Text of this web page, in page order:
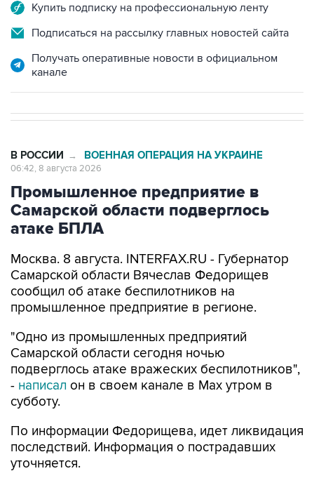
Купить подписку на профессиональную ленту
Подписаться на рассылку главных новостей сайта
Получать оперативные новости в официальном
канале
В РОССИИ → ВОЕННАЯ ОПЕРАЦИЯ НА УКРАИНЕ
06:42, 8 августа 2026
Промышленное предприятие в
Самарской области подверглось
атаке БПЛА
Москва. 8 августа. INTERFAX.RU - Губернатор
Самарской области Вячеслав Федорищев
сообщил об атаке беспилотников на
промышленное предприятие в регионе.
"Одно из промышленных предприятий
Самарской области сегодня ночью
подверглось атаке вражеских беспилотников",
- написал он в своем канале в Max утром в
субботу.
По информации Федорищева, идет ликвидация
последствий. Информация о пострадавших
уточняется.